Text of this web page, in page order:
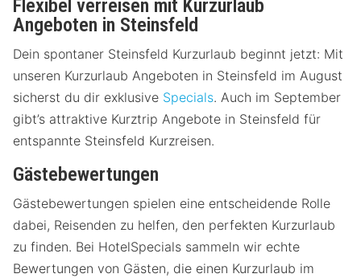
Flexibel verreisen mit Kurzurlaub
Angeboten in Steinsfeld
Dein spontaner Steinsfeld Kurzurlaub beginnt jetzt: Mit
unseren Kurzurlaub Angeboten in Steinsfeld im August
sicherst du dir exklusive Specials. Auch im September
gibt’s attraktive Kurztrip Angebote in Steinsfeld für
entspannte Steinsfeld Kurzreisen.
Gästebewertungen
Gästebewertungen spielen eine entscheidende Rolle
dabei, Reisenden zu helfen, den perfekten Kurzurlaub
zu finden. Bei HotelSpecials sammeln wir echte
Bewertungen von Gästen, die einen Kurzurlaub im